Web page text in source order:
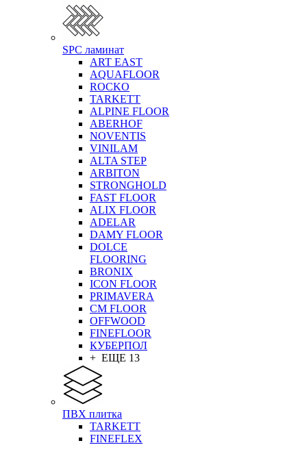
SPC ламинат
ART EAST
AQUAFLOOR
ROCKO
TARKETT
ALPINE FLOOR
ABERHOF
NOVENTIS
VINILAM
ALTA STEP
ARBITON
STRONGHOLD
FAST FLOOR
ALIX FLOOR
ADELAR
DAMY FLOOR
DOLCE
FLOORING
BRONIX
ICON FLOOR
PRIMAVERA
CM FLOOR
OFFWOOD
FINEFLOOR
КУБЕРПОЛ
+ ЕЩЕ 13
ПВХ плитка
TARKETT
FINEFLEX